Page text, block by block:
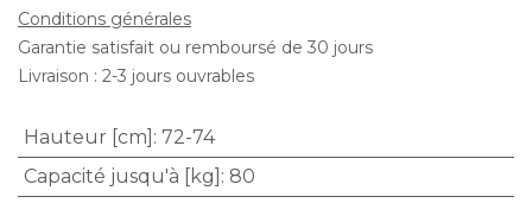
Conditions générales
Garantie satisfait ou remboursé de 30 jours
Livraison : 2-3 jours ouvrables
Hauteur [cm] : 72-74
Capacité jusqu'à [kg] : 80